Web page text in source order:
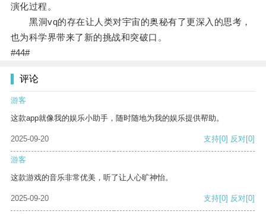
演化过程。
黑洞vq的存在让人类对宇宙的奥秘有了更深入的思考，
也为科学界带来了新的挑战和突破口。
#44#
评论
游客
这款app就像我的娱乐小助手，随时随地为我的娱乐提供帮助。
2025-09-20 支持[0] 反对[0]
游客
这款游戏的音乐非常优美，听了让人心旷神怡。
2025-09-20 支持[0] 反对[0]